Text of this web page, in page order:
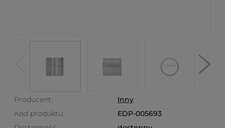
Producent:
Inny
Kod produktu:
EDP-005693